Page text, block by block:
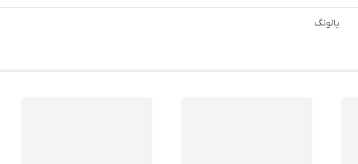
یالونگ